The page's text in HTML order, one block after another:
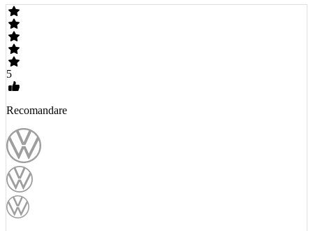
5
Recomandare